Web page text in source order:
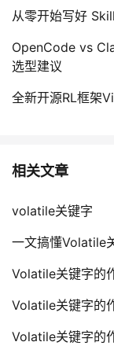
从零开始写好
OpenCode vs
选型建议
全新开源RL框架
相关文章
volatile关键字
一文搞懂Volatile
Volatile关键字的
Volatile关键字的
Volatile关键字的